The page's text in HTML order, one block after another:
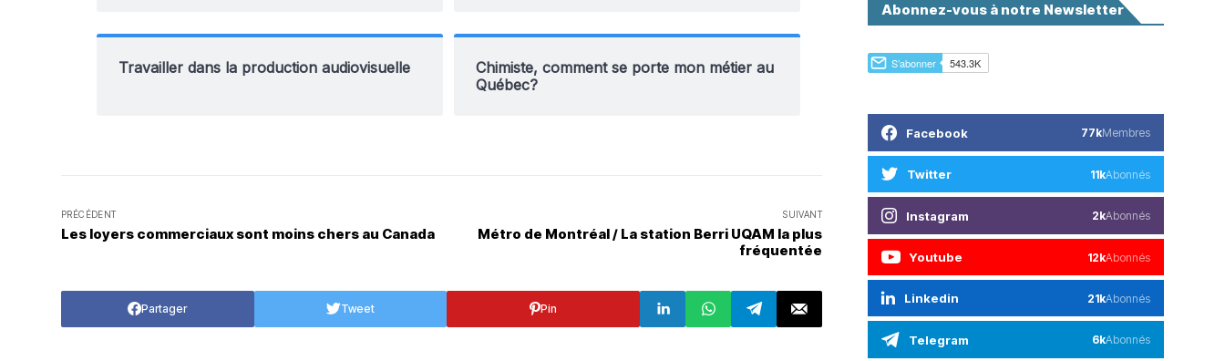
Travailler dans la production audiovisuelle
Chimiste, comment se porte mon métier au
Québec?
PRÉCÉDENT
Les loyers commerciaux sont moins chers au Canada
SUIVANT
Métro de Montréal / La station Berri UQAM la plus
fréquentée
Partager Tweet Pin
Abonnez-vous à notre Newsletter
Facebook 77kMembres
Twitter 11kAbonnés
Instagram 2kAbonnés
Youtube 12kAbonnés
Linkedin 21kAbonnés
Telegram 6kAbonnés